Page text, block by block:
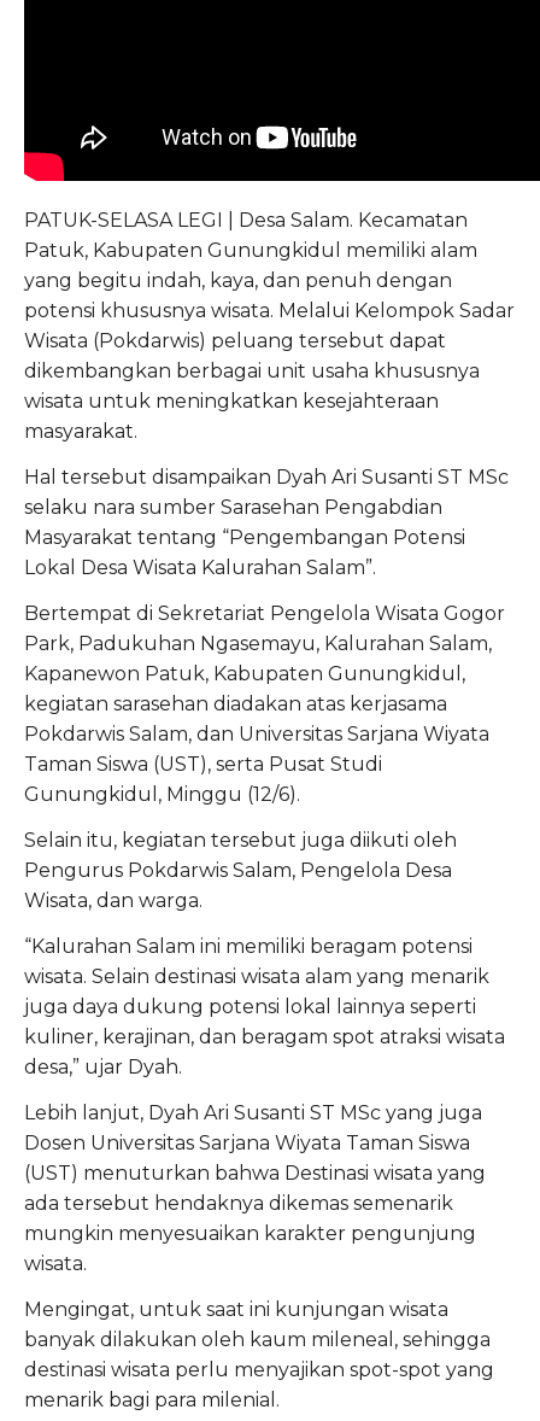
PATUK-SELASA LEGI | Desa Salam. Kecamatan
Patuk, Kabupaten Gunungkidul memiliki alam
yang begitu indah, kaya, dan penuh dengan
potensi khususnya wisata. Melalui Kelompok Sadar
Wisata (Pokdarwis) peluang tersebut dapat
dikembangkan berbagai unit usaha khususnya
wisata untuk meningkatkan kesejahteraan
masyarakat.
Hal tersebut disampaikan Dyah Ari Susanti ST MSc
selaku nara sumber Sarasehan Pengabdian
Masyarakat tentang “Pengembangan Potensi
Lokal Desa Wisata Kalurahan Salam”.
Bertempat di Sekretariat Pengelola Wisata Gogor
Park, Padukuhan Ngasemayu, Kalurahan Salam,
Kapanewon Patuk, Kabupaten Gunungkidul,
kegiatan sarasehan diadakan atas kerjasama
Pokdarwis Salam, dan Universitas Sarjana Wiyata
Taman Siswa (UST), serta Pusat Studi
Gunungkidul, Minggu (12/6).
Selain itu, kegiatan tersebut juga diikuti oleh
Pengurus Pokdarwis Salam, Pengelola Desa
Wisata, dan warga.
“Kalurahan Salam ini memiliki beragam potensi
wisata. Selain destinasi wisata alam yang menarik
juga daya dukung potensi lokal lainnya seperti
kuliner, kerajinan, dan beragam spot atraksi wisata
desa,” ujar Dyah.
Lebih lanjut, Dyah Ari Susanti ST MSc yang juga
Dosen Universitas Sarjana Wiyata Taman Siswa
(UST) menuturkan bahwa Destinasi wisata yang
ada tersebut hendaknya dikemas semenarik
mungkin menyesuaikan karakter pengunjung
wisata.
Mengingat, untuk saat ini kunjungan wisata
banyak dilakukan oleh kaum mileneal, sehingga
destinasi wisata perlu menyajikan spot-spot yang
menarik bagi para milenial.